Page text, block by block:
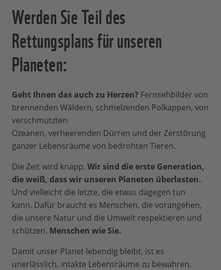
Werden Sie Teil des
Rettungsplans für unseren
Planeten:
Geht Ihnen das auch zu Herzen? Fernsehbilder von
brennenden Wäldern, schmelzenden Polkappen, von
verschmutzten
Ozeanen, verheerenden Dürren und der Zerstörung
ganzer Lebensräume von bedrohten Tieren.
Die Zeit wird knapp. Wir sind die erste Generation,
die weiß, dass wir unseren Planeten überlasten.
Und vielleicht die letzte, die etwas dagegen tun
kann. Dafür braucht es Menschen, die vorangehen,
die unsere Natur und die Umwelt respektieren und
schützen. Menschen wie Sie.
Damit unser Planet lebendig bleibt, ist es
unerlässlich, intakte Lebensräume zu bewahren,